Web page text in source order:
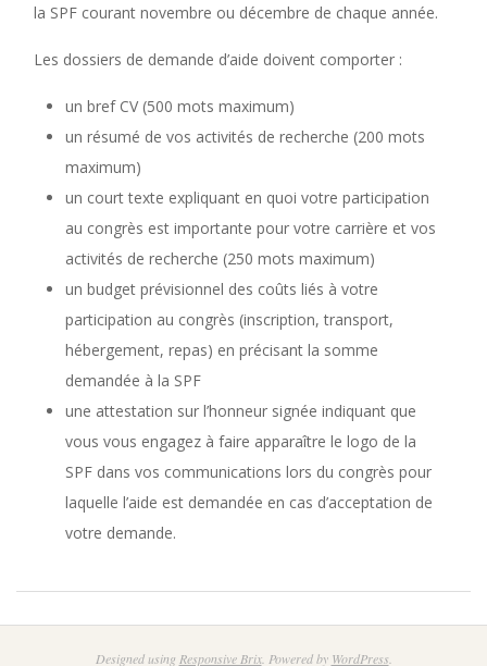
la SPF courant novembre ou décembre de chaque année.
Les dossiers de demande d’aide doivent comporter :
un bref CV (500 mots maximum)
un résumé de vos activités de recherche (200 mots
maximum)
un court texte expliquant en quoi votre participation
au congrès est importante pour votre carrière et vos
activités de recherche (250 mots maximum)
un budget prévisionnel des coûts liés à votre
participation au congrès (inscription, transport,
hébergement, repas) en précisant la somme
demandée à la SPF
une attestation sur l’honneur signée indiquant que
vous vous engagez à faire apparaître le logo de la
SPF dans vos communications lors du congrès pour
laquelle l’aide est demandée en cas d’acceptation de
votre demande.
Designed using Responsive Brix. Powered by WordPress